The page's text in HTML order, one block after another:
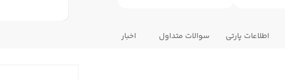
اطلاعات پارتی سوالات متداول اخبار